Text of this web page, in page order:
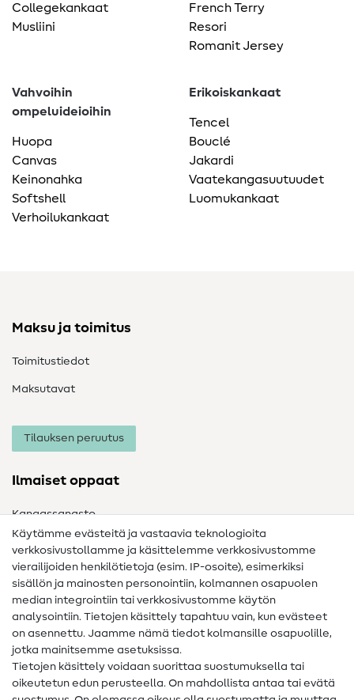
Collegekankaat
Musliini
French Terry
Resori
Romanit Jersey
Vahvoihin
ompeluideioihin
Huopa
Canvas
Keinonahka
Softshell
Verhoilukankaat
Erikoiskankaat
Tencel
Bouclé
Jakardi
Vaatekangasuutuudet
Luomukankaat
Maksu ja toimitus
Toimitustiedot
Maksutavat
Tilauksen peruutus
Ilmaiset oppaat
Kangassanasto
Ompelusanasto
Ompeluohjeet
Apua ja yhteystiedot
Yhteystiedot
Tietoa omistajanvaihdoksesta
FAQ
Käytämme evästeitä ja vastaavia teknologioita
verkkosivustollamme ja käsittelemme verkkosivustomme
vierailijoiden henkilötietoja (esim. IP-osoite), esimerkiksi
sisällön ja mainosten personointiin, kolmannen osapuolen
median integrointiin tai verkkosivustomme käytön
analysointiin. Tietojen käsittely tapahtuu vain, kun evästeet
on asennettu. Jaamme nämä tiedot kolmansille osapuolille,
jotka mainitsemme asetuksissa.
Tietojen käsittely voidaan suorittaa suostumuksella tai
oikeutetun edun perusteella. On mahdollista antaa tai evätä